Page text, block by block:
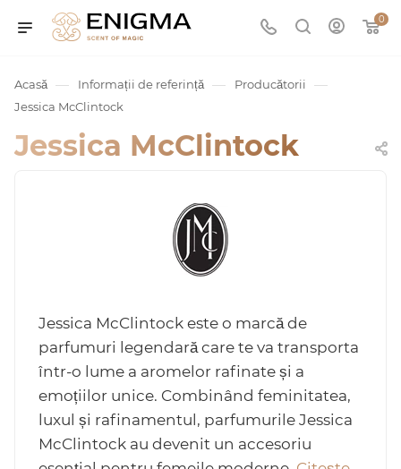
0
Acasă — Informații de referință — Producătorii —
Jessica McClintock
Jessica McClintock
Jessica McClintock este o marcă de
parfumuri legendară care te va transporta
într-o lume a aromelor rafinate și a
emoțiilor unice. Combinând feminitatea,
luxul și rafinamentul, parfumurile Jessica
McClintock au devenit un accesoriu